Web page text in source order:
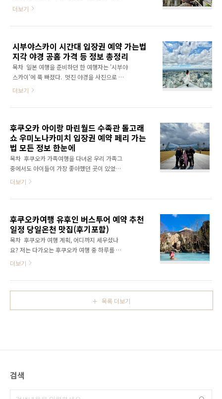
사이에서 입소문을 타고 있다. 나트랑 시내에서
리어, 그리고 세심한..
볍게 검색해봤다가 깜짝 놀랐죠. 전망대, 카페,
라고요. 그래서 궁금한 마음에 이것저것 꼼꼼히
이 많은 도움이 될 거예요. 🗼 도쿄여행에서 절
대 놓치면 안 되는 곳, 아자부다이 힐스란?
2023년 11월에 문을 연 아자부다이 힐스는 도
쿄 미나토구에 있어요. 도심 한가운데지만 자연
여행 계획 중인 사람들 사이에서 입소문이 자자
고 다녀도 부족할 정도예요. 🌆 일본 최..
더보기
시부야스카이 시간대 입장권 예약 가는법
지각 야경 공홈 가격 등 정보 총정리
목차 일본 여행을 준비하던 한 여행자는 '시부야
스카이'에 푹 빠졌다. 멋진 야경을 사진으로 남
기고 싶어 열심히 정보를 찾아봤다. 입장 시간부
했다. 처음 가보는 분들에게 도움이 되길 바라는
이라면 꼭 읽어보길 추천한다. 시부야스카이란?
도쿄 필수 여행 코스 시부야스카이는 도쿄 시부
야 한가운데 있는 초고층 전망대다. 시부야 스크
램블 스퀘어 47층에 자리 잡고 있다. 높이는 무
려 지상 229m, 시부야 전경이 한눈에 들어온다.
유명하다. 인스타그램에서 '인생샷 맛집'으로 불
더보기
후쿠오카 아이랑 마린월드 수족관 돌고래
쇼 우미노나카미치 입장권 예약 페리 가는
법 모든 정보 한눈에
목차 후쿠오카 가족여행을 다녀온 우리 가족그
중에서도 아이들이 가장 좋아했던 곳이 있었어
요바로 후쿠오카 마린월드 (マリンワールド海
을 흔드는 그곳. 단순한 수족관이 아니라, 온 가
짧은 일정이었지만 그 하루가 오래 기억에 남습
니다. 🐬 후쿠오카 마린월드, 왜 이렇게 인기일
까요? 후쿠오카 도심에서 단 40분이면 도착해
요멀지 않으면서도 완전히 다른 분위기를 만날
크라는 이름답게돌고래 쇼, 해달 리로군, 대형 수
요. 한마디로 요약하자면,‘도심에서 가장 가까운
더보기
후쿠오카여행 유후인 버스투어 예약 추천
일정 당일온천 맛집(후기포함)
목차 후쿠오카 여행 계획, 어디까지 세우셨나
요? 저는 다가오는 후쿠오카 여행 중 하루를 온
천과 아름다운 자연으로 유명한 유후인 버스투
서 벗어나 일본 전통 온천마을의 여유로운 분위
기를 느끼고 싶었거든요. 버스투어로 교통 걱정
없이 유후인의 아기자기한 상점들과 유후인 호
수의 환상적인 풍경, 그리고 현지 음식을 즐길 계
교해봤더니, 여행 플랫폼을 활용하는 게 더 유리
정 특가가 열릴 때가 많으니, 미리 찜해두는 것도
추천한다...
더보기
목록 더보기
검색